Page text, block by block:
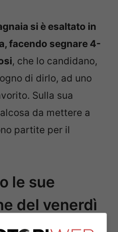
si è esaltato in
facendo segnare 4-
, che lo candidano,
di dirlo, ad uno
Sulla sua
da mettere a
partite per il
le sue
del venerdì